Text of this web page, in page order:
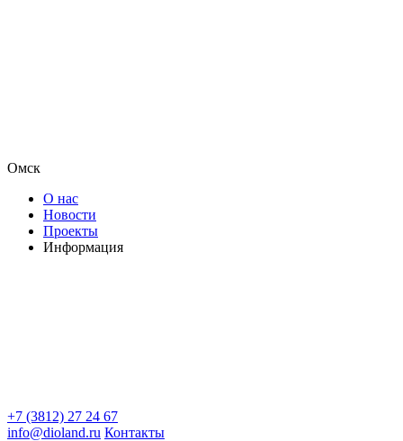
Омск
О нас
Новости
Проекты
Информация
+7 (3812) 27 24 67
info@dioland.ru Контакты